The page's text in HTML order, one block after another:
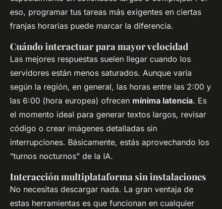
eso, programar tus tareas más exigentes en ciertas
franjas horarias puede marcar la diferencia.
Cuándo interactuar para mayor velocidad
Las mejores respuestas suelen llegar cuando los
servidores están menos saturados. Aunque varía
según la región, en general, las horas entre las 2:00 y
las 6:00 (hora europea) ofrecen mínima latencia. Es
el momento ideal para generar textos largos, revisar
código o crear imágenes detalladas sin
interrupciones. Básicamente, estás aprovechando los
“turnos nocturnos” de la IA.
Interacción multiplataforma sin instalaciones
No necesitas descargar nada. La gran ventaja de
estas herramientas es que funcionan en cualquier